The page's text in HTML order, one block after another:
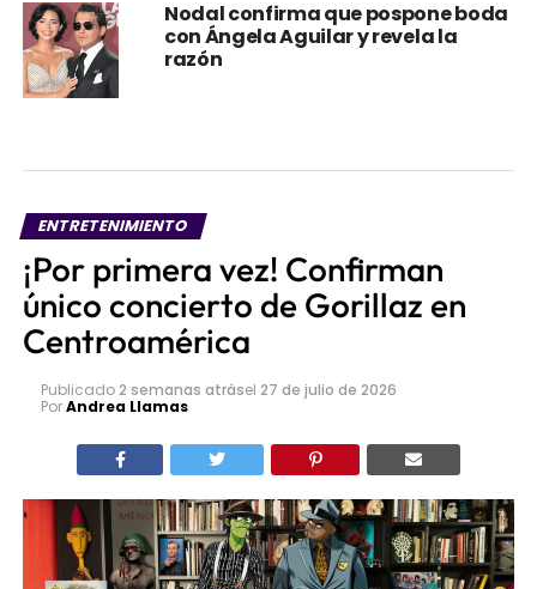
Nodal confirma que pospone boda
con Ángela Aguilar y revela la
razón
ENTRETENIMIENTO
¡Por primera vez! Confirman
único concierto de Gorillaz en
Centroamérica
Publicado2 semanas atrásel 27 de julio de 2026
PorAndrea Llamas